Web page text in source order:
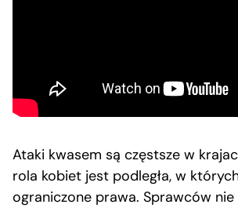
Ataki kwasem są częstsze w
rola kobiet jest podległa, w
ograniczone prawa. Sprawców nie